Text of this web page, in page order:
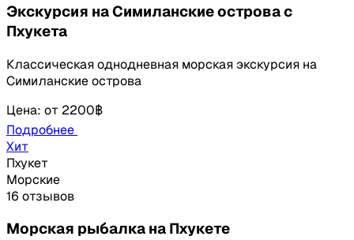
Экскурсия на Симиланские острова с
Пхукета
Классическая однодневная морская экскурсия на
Симиланские острова
Цена: от 2200฿
Подробнее
Хит
Пхукет
Морские
16 отзывов
Морская рыбалка на Пхукете